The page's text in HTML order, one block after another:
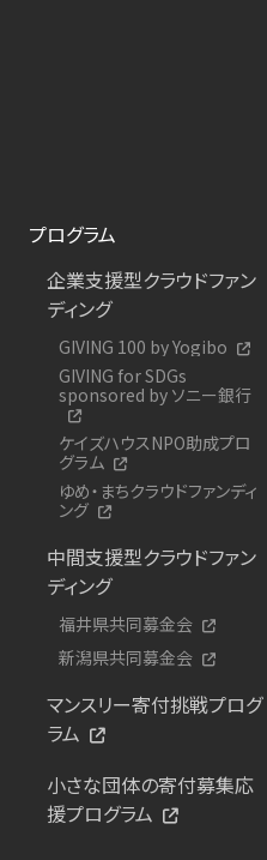
プログラム
企業支援型クラウドファン
ディング
GIVING 100 by Yogibo
GIVING for SDGs
sponsored by ソニー銀行
ケイズハウスNPO助成プロ
グラム
ゆめ・まちクラウドファンディ
ング
中間支援型クラウドファン
ディング
福井県共同募金会
新潟県共同募金会
マンスリー寄付挑戦プログ
ラム
小さな団体の寄付募集応
援プログラム